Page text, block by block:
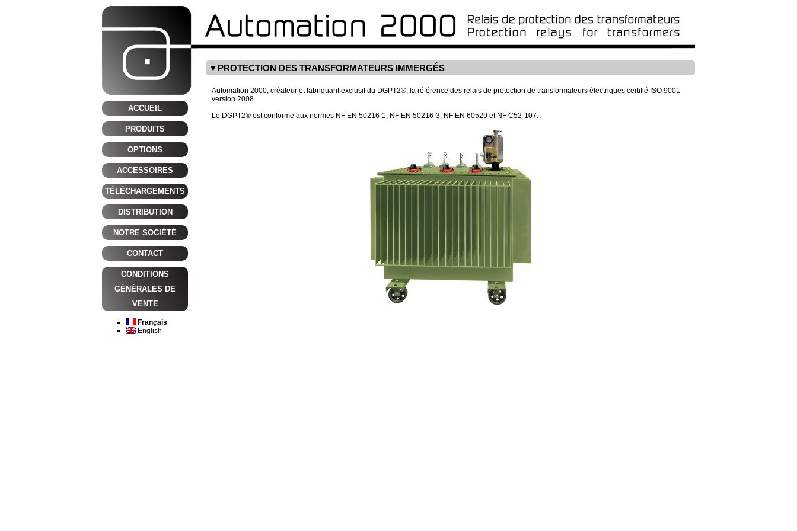
PROTECTION DES TRANSFORMATEURS IMMERGÉS
Automation 2000, créateur et fabriquant exclusif du DGPT2®, la référence des relais de protection de transformateurs électriques certifié ISO 9001
version 2008.
Le DGPT2® est conforme aux normes NF EN 50216-1, NF EN 50216-3, NF EN 60529 et NF C52-107.
ACCUEIL
PRODUITS
OPTIONS
ACCESSOIRES
TÉLÉCHARGEMENTS
DISTRIBUTION
NOTRE SOCIÉTÉ
CONTACT
CONDITIONS
GÉNÉRALES DE
VENTE
Français
English